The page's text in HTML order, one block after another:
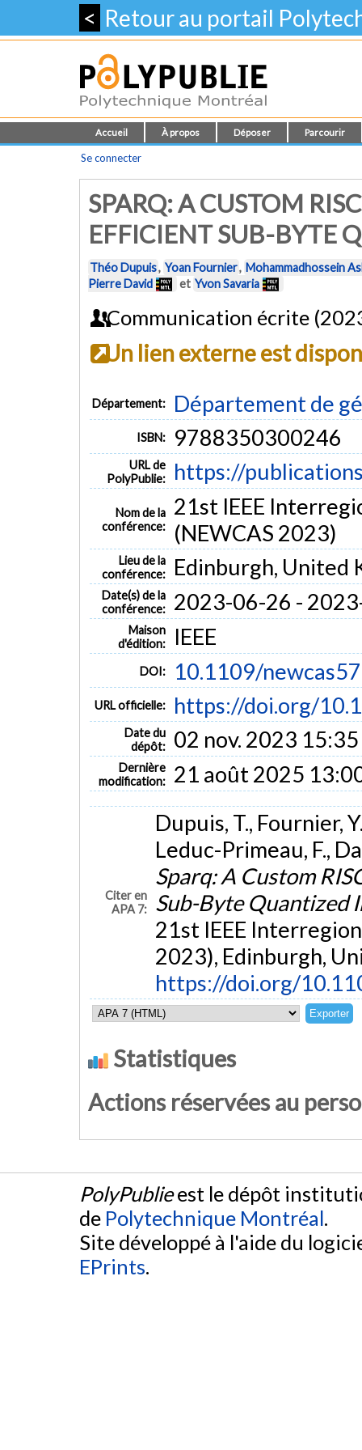
< Retour au portail
Accueil À propos Déposer Parcourir
Se connecter
SPARQ: A CUSTOM
EFFICIENT SUB-BYTE
Théo Dupuis, Yoan Fournier, Mohammadhossein
Pierre David
et Yvon Savaria
Communication écrite
Un lien externe est
Département: Département de
ISBN: 9788350300246
URL de
PolyPublie:
https://
Nom de la
conférence:
21st IEEE
(NEWCAS 2023)
Lieu de la
conférence:
Edinburgh, United
Date(s) de la
conférence:
2023-06-26 -
Maison
d'édition:
IEEE
DOI: 10.1109/
URL officielle: https://doi.org/
Date du
dépôt:
02 nov. 2023 15:35
Dernière
modification:
21 août 2025
Citer en
APA 7:
Dupuis, T., Fournier,
Leduc-Primeau, F.,
Sparq: A Custom
Sub-Byte Quantized
21st IEEE
2023), Edinburgh,
https://doi.org/
Statistiques
Actions réservées au
PolyPublieest le dépôt
de Polytechnique Montréal.
Site développé à l'aide du
EPrints.